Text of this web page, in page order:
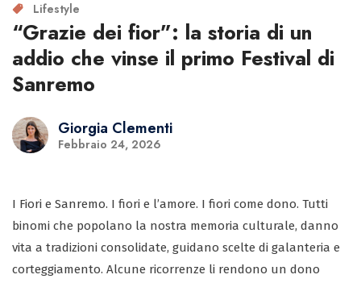
Lifestyle
“Grazie dei fior”: la storia di un
addio che vinse il primo Festival di
Sanremo
Giorgia Clementi
Febbraio 24, 2026
I Fiori e Sanremo. I fiori e l’amore. I fiori come dono. Tutti
binomi che popolano la nostra memoria culturale, danno
vita a tradizioni consolidate, guidano scelte di galanteria e
corteggiamento. Alcune ricorrenze li rendono un dono